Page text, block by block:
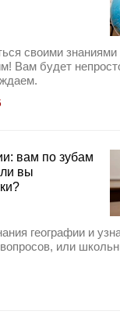
своими знаниями
Вам будет
вам по зубам
вы
географии и
вопросов, или